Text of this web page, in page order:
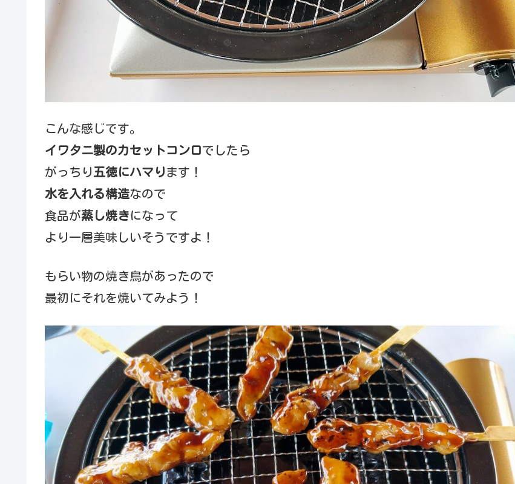
こんな感じです。
イワタニ製のカセットコンロでしたら
がっちり 五徳にハマり ます！
水を入れる構造なので
食品が蒸し焼き になって
より一層美味しいそうですよ！
もらい物の焼き鳥があったので
最初にそれを焼いてみよう！